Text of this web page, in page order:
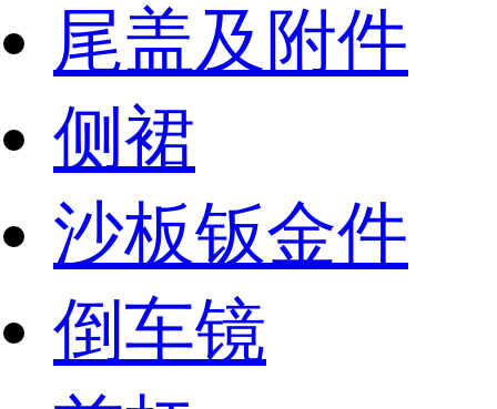
尾盖及附件
侧裙
沙板钣金件
倒车镜